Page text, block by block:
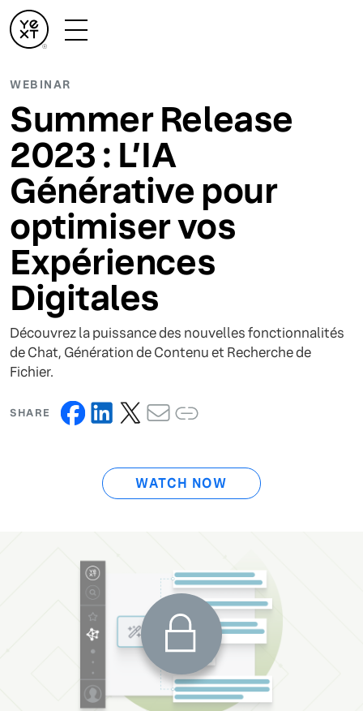
WEBINAR
Summer Release
2023 : L’IA
Générative pour
optimiser vos
Expériences
Digitales
Découvrez la puissance des nouvelles fonctionnalités
de Chat, Génération de Contenu et Recherche de
Fichier.
SHARE
WATCH NOW